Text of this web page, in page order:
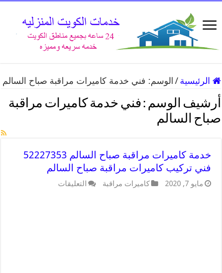
الرئيسية / الوسم: فني خدمة كاميرات مراقبة صباح السالم
أرشيف الوسم : فني خدمة كاميرات مراقبة
صباح السالم
خدمة كاميرات مراقبة صباح السالم 52227353
فني تركيب كاميرات مراقبة صباح السالم
مايو 7, 2020 كاميرات مراقبة التعليقات